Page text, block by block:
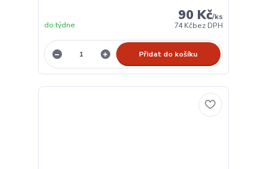
90 Kč/ks
74 Kčbez DPH
do týdne
Přidat do košíku